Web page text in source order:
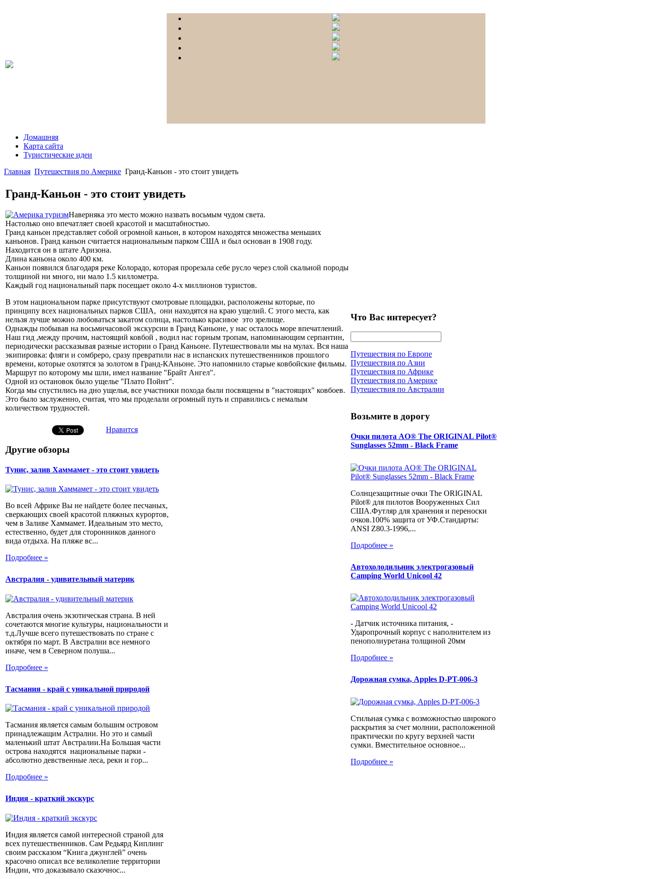
Домашняя
Карта сайта
Туристические идеи
Главная Путешествия по Америке Гранд-Каньон - это стоит увидеть
Гранд-Каньон - это стоит увидеть
Наверняка это место можно назвать восьмым чудом света.
Настолько оно впечатляет своей красотой и масштабностью.
Гранд каньон представляет собой огромной каньон, в котором находятся множества меньших
каньонов. Гранд каньон считается национальным парком США и был основан в 1908 году.
Находится он в штате Аризона.
Длина каньона около 400 км.
Каньон появился благодаря реке Колорадо, которая прорезала себе русло через слой скальной породы
толщиной ни много, ни мало 1.5 киллометра.
Каждый год национальный парк посещает около 4-х миллионов туристов.
В этом национальном парке присутствуют смотровые площадки, расположены которые, по
принципу всех национальных парков США, они находятся на краю ущелий. С этого места, как
нельзя лучше можно любоваться закатом солнца, настолько красивое это зрелище.
Однажды побывав на восьмичасовой экскурсии в Гранд Каньоне, у нас осталось море впечатлений.
Наш гид ,между прочим, настоящий ковбой , водил нас горным тропам, напоминающим серпантин,
периодически рассказывая разные истории о Гранд Каньоне. Путешествовали мы на мулах. Вся наша
экипировка: фляги и сомбреро, сразу превратили нас в испанских путешественников прошлого
времени, которые охотятся за золотом в Гранд-КАньоне. Это напомнило старые ковбойские фильмы.
Маршрут по которому мы шли, имел название "Брайт Ангел".
Одной из остановок было ущелье "Плато Пойнт".
Когда мы спустились на дно ущелья, все участники похода были посвящены в "настоящих" ковбоев.
Это было заслуженно, считая, что мы проделали огромный путь и справились с немалым
количеством трудностей.
Нравится
Другие обзоры
Тунис, залив Хаммамет - это стоит увидеть
Во всей Африке Вы не найдете более песчаных,
сверкающих своей красотой пляжных курортов,
чем в Заливе Хаммамет. Идеальным это место,
естественно, будет для сторонников данного
вида отдыха. На пляже вс...
Подробнее »
Австралия - удивительный материк
Австралия очень экзотическая страна. В ней
сочетаются многие культуры, национальности и
т.д.Лучше всего путешествовать по стране с
октября по март. В Австралии все немного
иначе, чем в Северном полуша...
Подробнее »
Тасмания - край с уникальной природой
Тасмания является самым большим островом
принадлежащим Астралии. Но это и самый
маленький штат Австралии.На Большая части
острова находятся национальные парки -
абсолютно девственные леса, реки и гор...
Подробнее »
Индия - краткий экскурс
Индия является самой интересной страной для
всех путешественников. Сам Редьярд Киплинг
своим рассказом “Книга джунглей” очень
красочно описал все великолепие территории
Индии, что доказывало сказочнос...
Что Вас интересует?
Путешествия по Европе
Путешествия по Азии
Путешествия по Африке
Путешествия по Америке
Путешествия по Австралии
Возьмите в дорогу
Очки пилота AO® The ORIGINAL Pilot®
Sunglasses 52mm - Black Frame
Солнцезащитные очки The ORIGINAL
Pilot® для пилотов Вооруженных Сил
США.Футляр для хранения и переноски
очков.100% защита от УФ.Стандарты:
ANSI Z80.3-1996,...
Подробнее »
Автохолодильник электрогазовый
Camping World Unicool 42
- Датчик источника питания, -
Ударопрочный корпус с наполнителем из
пенополиуретана толщиной 20мм
Подробнее »
Дорожная сумка, Apples D-PT-006-3
Стильная сумка с возможностью широкого
раскрытия за счет молнии, расположенной
практически по кругу верхней части
сумки. Вместительное основное...
Подробнее »